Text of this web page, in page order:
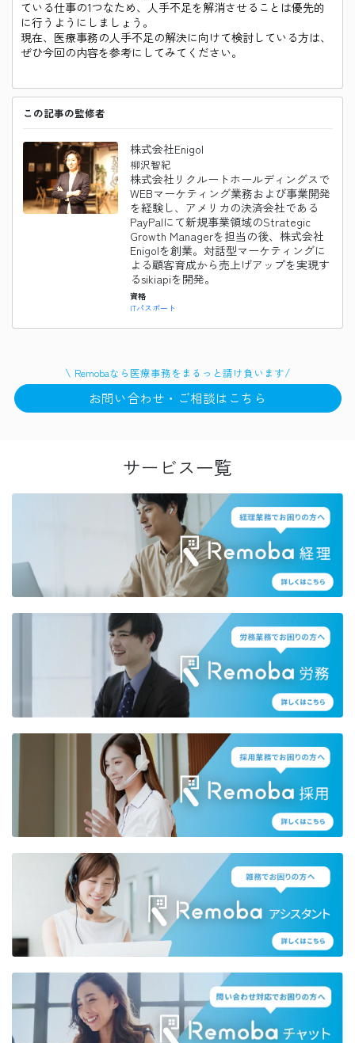
ている仕事の1つなため、人手不足を解消させることは優先的
に行うようにしましょう。
現在、医療事務の人手不足の解決に向けて検討している方は、
ぜひ今回の内容を参考にしてみてください。
この記事の監修者
株式会社Enigol
柳沢智紀
株式会社リクルートホールディングスで
WEBマーケティング業務および事業開発
を経験し、アメリカの決済会社である
PayPalにて新規事業領域のStrategic
Growth Managerを担当の後、株式会社
Enigolを創業。対話型マーケティングに
よる顧客育成から売上げアップを実現す
るsikiapiを開発。
資格
ITパスポート
\ Remobaなら 医療事務をまるっと請け負います/
お問い合わせ・ご相談はこちら
サービス一覧